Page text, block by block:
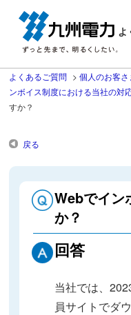
よ
よくあるご質問 >個人のお客さ
ンボイス制度における当社の対
すか？
戻る
Webでイン
か？
回答
当社では、
員サイトでダ